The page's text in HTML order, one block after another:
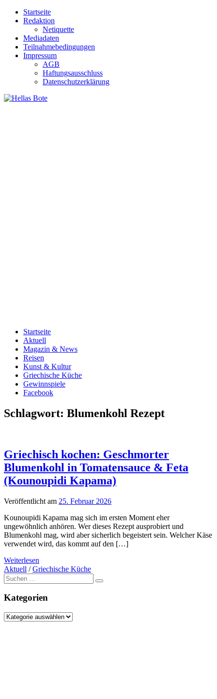
Zum
Inhalt
Startseite
Redaktion
Netiquette
Mediadaten
Teilnahmebedingungen
Impressum
AGB
Haftungsausschluss
Datenschutzerklärung
Startseite
Aktuell
Magazin & News
Reisen
Kunst & Kultur
Griechische Küche
Gewinnspiele
Facebook
Schlagwort: Blumenkohl Rezept
Griechisch kochen: Geschmorter
Blumenkohl in Tomatensauce & Feta
(Kounoupidi Kapama)
Veröffentlicht am 25. Februar 2026
Kounoupidi Kapama mag sich im ersten Moment eher
ungewöhnlich anhören. Wer dieses Rezept ausprobiert und
Blumenkohl mag, wird aber sicherlich begeistert sein. Welcher Käse
verwendet wird, das kommt auf den […]
Weiterlesen
Aktuell /Griechische Küche
Suche
nach:
Kategorien
Kategorien